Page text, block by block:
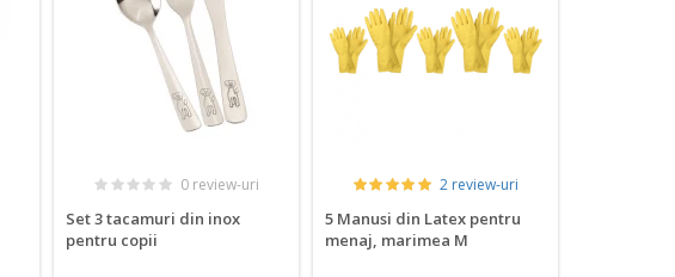
0 review-uri
Set 3 tacamuri din inox
pentru copii
2 review-uri
5 Manusi din Latex pentru
menaj, marimea M